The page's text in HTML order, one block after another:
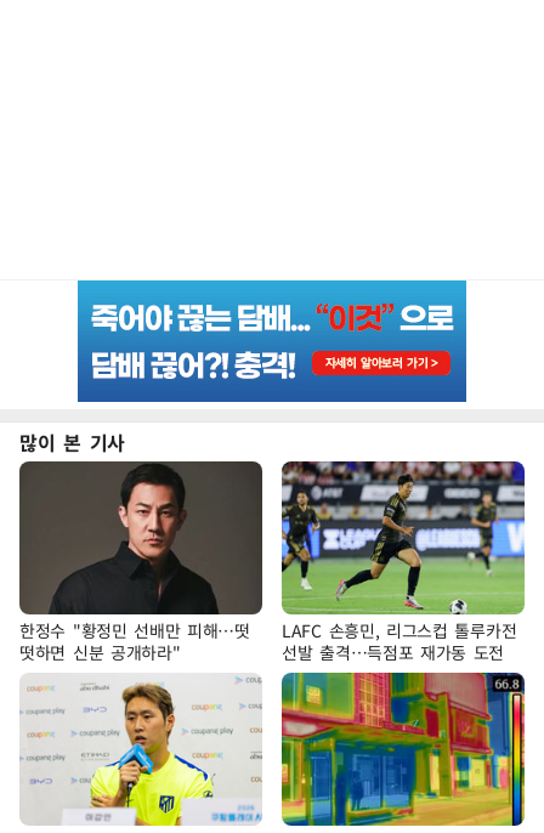
많이 본 기사
한정수 "황정민 선배만 피해…떳
떳하면 신분 공개하라"
LAFC 손흥민, 리그스컵 톨루카전
선발 출격…득점포 재가동 도전